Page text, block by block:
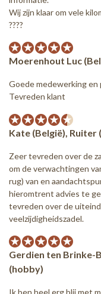
Wij zijn klaar om vele
????
Moerenhout Luc
Goede medewerking
Tevreden klant
Kate (België), Ruiter
Zeer tevreden over de
om de verwachtingen
rug) van en
hieromtrent advies te
tevreden over de
veelzijdigheidszadel.
Gerdien ten Brinke-
(hobby)